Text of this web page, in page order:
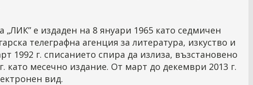
е издаден на 8 януари 1965 като седмичен
телеграфна агенция за литература, изкуство и
1992 г. списанието спира да излиза, възстановено
като месечно издание. От март до декември 2013 г.
вид.